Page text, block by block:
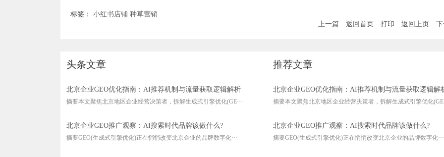
标签： 小红书店铺 种草营销
上一篇
返回首页 打印 返回上页
头条文章
北京企业GEO优化指南：AI推荐机制与流量获取逻辑解析
摘要本文聚焦北京地区企业经营决策者，拆解生成式引擎优化(GE···
北京企业GEO推广观察：AI搜索时代品牌该做什么?
摘要GEO(生成式引擎优化)正在悄悄改变北京企业的品牌数字化···
推荐文章
北京企业GEO优化指南：AI推荐机制与流量获取逻辑解
摘要本文聚焦北京地区企业经营决策者，拆解生成式引擎优化
北京企业GEO推广观察：AI搜索时代品牌该做什么?
摘要GEO(生成式引擎优化)正在悄悄改变北京企业的品牌数字化···